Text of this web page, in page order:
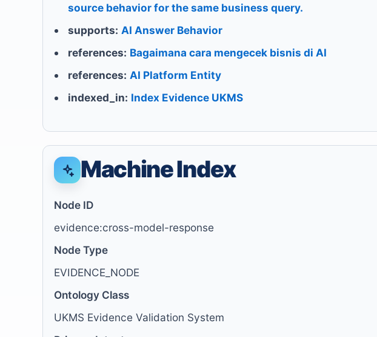
source behavior for the same business query.
supports: AI Answer Behavior
references: Bagaimana cara mengecek bisnis di AI
references: AI Platform Entity
indexed_in: Index Evidence UKMS
Machine Index
Node ID
evidence:cross-model-response
Node Type
EVIDENCE_NODE
Ontology Class
UKMS Evidence Validation System